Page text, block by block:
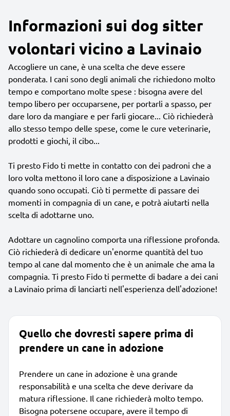
Informazioni sui dog sitter
volontari vicino a Lavinaio
Accogliere un cane, è una scelta che deve essere
ponderata. I cani sono degli animali che richiedono molto
tempo e comportano molte spese : bisogna avere del
tempo libero per occuparsene, per portarli a spasso, per
dare loro da mangiare e per farli giocare... Ciò richiederà
allo stesso tempo delle spese, come le cure veterinarie,
prodotti e giochi, il cibo...
Ti presto Fido ti mette in contatto con dei padroni che a
loro volta mettono il loro cane a disposizione a Lavinaio
quando sono occupati. Ciò ti permette di passare dei
momenti in compagnia di un cane, e potrà aiutarti nella
scelta di adottarne uno.
Adottare un cagnolino comporta una riflessione profonda.
Ciò richiederà di dedicare un'enorme quantità del tuo
tempo al cane dal momento che è un animale che ama la
compagnia. Ti presto Fido ti permette di badare a dei cani
a Lavinaio prima di lanciarti nell'esperienza dell'adozione!
Quello che dovresti sapere prima di
prendere un cane in adozione
Prendere un cane in adozione è una grande
responsabilità e una scelta che deve derivare da
matura riflessione. Il cane richiederà molto tempo.
Bisogna potersene occupare, avere il tempo di